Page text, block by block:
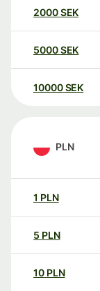
2000SEK
5000SEK
10000 SEK
PLN
1 PLN
5 PLN
10 PLN